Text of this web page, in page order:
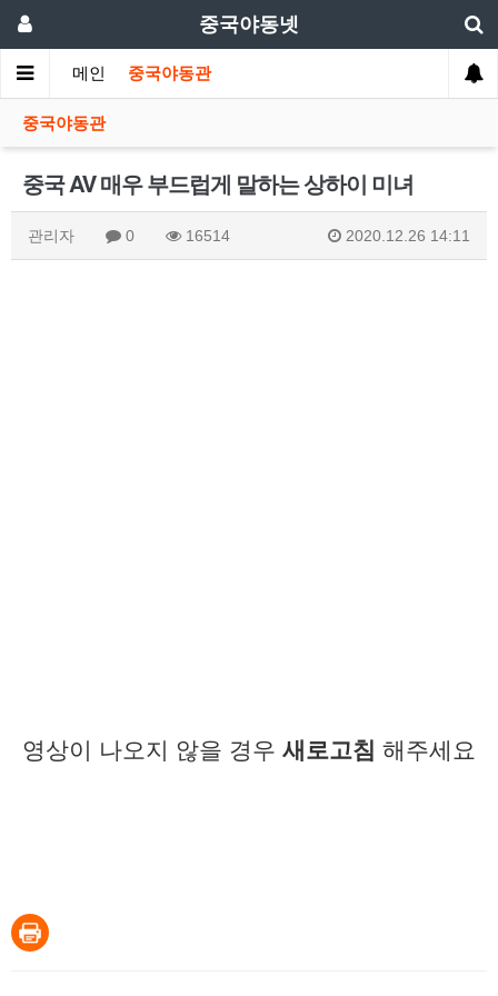
중국야동넷
메인 중국야동관
중국야동관
중국 AV 매우 부드럽게 말하는 상하이 미녀
관리자 0 16514 2020.12.26 14:11
영상이 나오지 않을 경우 새로고침 해주세요